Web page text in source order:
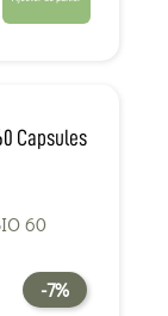
Capsules
-7%